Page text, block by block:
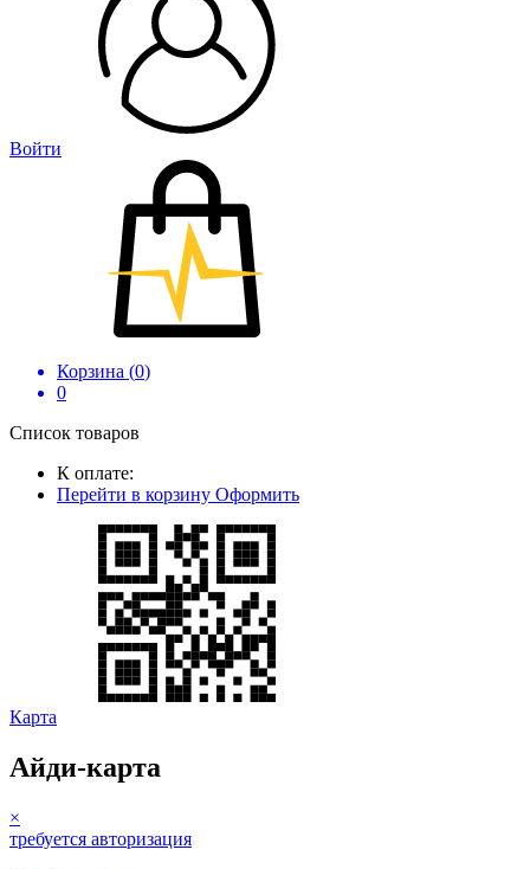
Войти
Корзина (0)
0
Список товаров
К оплате:
Перейти в корзину Оформить
Карта
Айди-карта
×
требуется авторизация